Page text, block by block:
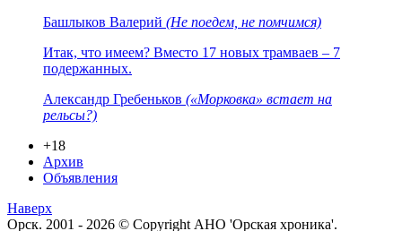
Башлыков Валерий (Не поедем, не помчимся)
Итак, что имеем? Вместо 17 новых трамваев – 7
подержанных.
Александр Гребеньков («Морковка» встает на
рельсы?)
+18
Архив
Объявления
Наверх
Орск. 2001 - 2026 © Copyright АНО 'Орская хроника'.